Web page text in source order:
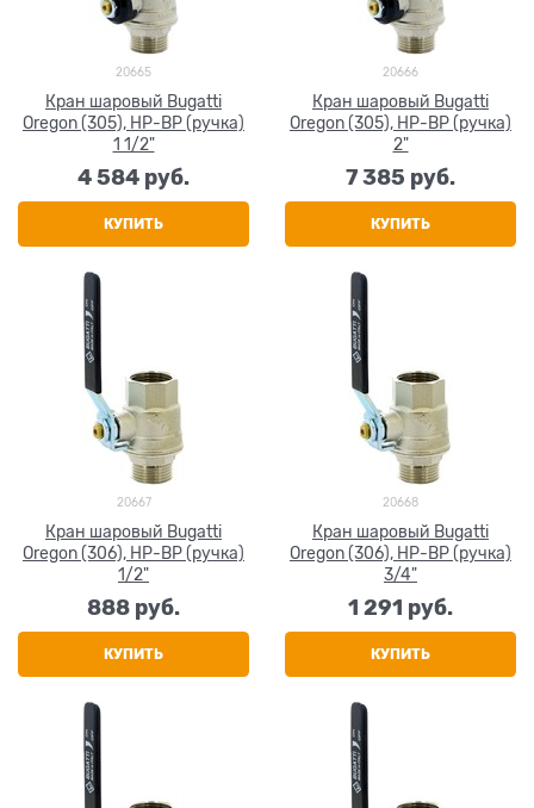
20665
Кран шаровый Bugatti
Oregon (305), НР-ВР (ручка)
1 1/2"
4 584 руб.
КУПИТЬ
20666
Кран шаровый Bugatti
Oregon (305), НР-ВР (ручка)
2"
7 385 руб.
КУПИТЬ
20667
Кран шаровый Bugatti
Oregon (306), НР-ВР (ручка)
1/2"
888 руб.
КУПИТЬ
20668
Кран шаровый Bugatti
Oregon (306), НР-ВР (ручка)
3/4"
1 291 руб.
КУПИТЬ